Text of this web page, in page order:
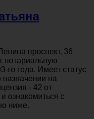
проспект, 36
нотариальную
го года. Имеет статус
назначении на
- 42 от
ознакомиться с
ниже.